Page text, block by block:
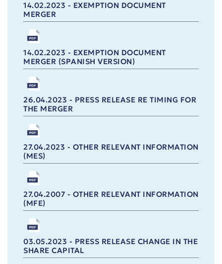
14.02.2023 - EXEMPTION DOCUMENT
MERGER
14.02.2023 - EXEMPTION DOCUMENT
MERGER (SPANISH VERSION)
26.04.2023 - PRESS RELEASE RE TIMING FOR
THE MERGER
27.04.2023 - OTHER RELEVANT INFORMATION
(MES)
27.04.2007 - OTHER RELEVANT INFORMATION
(MFE)
03.05.2023 - PRESS RELEASE CHANGE IN THE
SHARE CAPITAL